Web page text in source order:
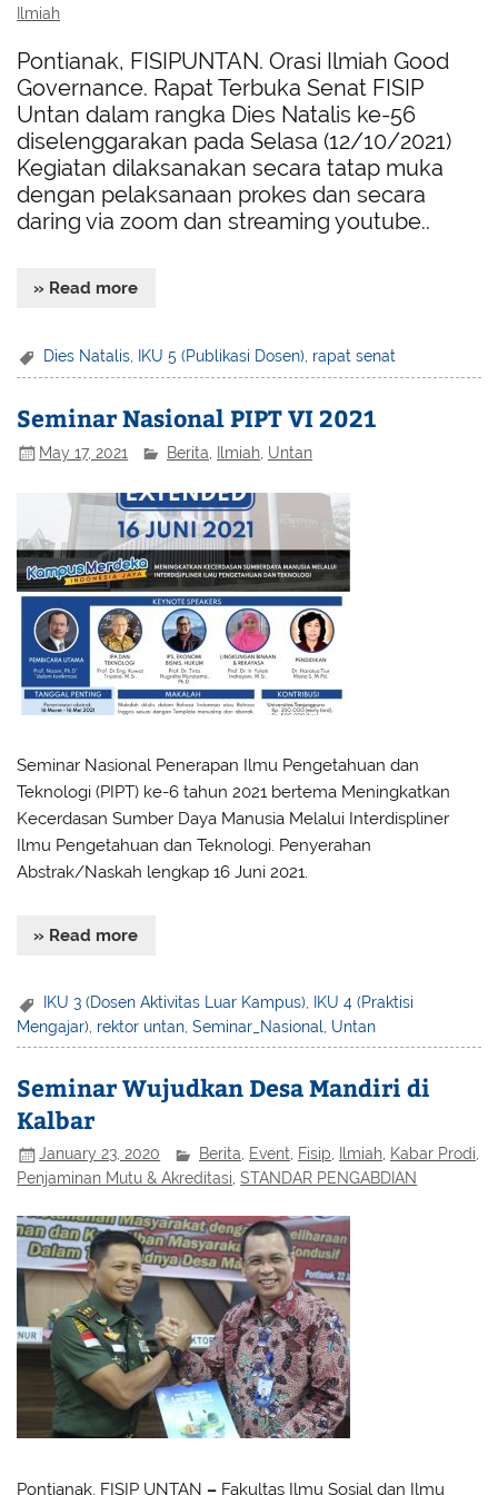
Ilmiah
Pontianak, FISIPUNTAN. Orasi Ilmiah Good
Governance. Rapat Terbuka Senat FISIP
Untan dalam rangka Dies Natalis ke-56
diselenggarakan pada Selasa (12/10/2021)
Kegiatan dilaksanakan secara tatap muka
dengan pelaksanaan prokes dan secara
daring via zoom dan streaming youtube..
» Read more
Dies Natalis IKU 5 (Publikasi Dosen) rapat senat
Seminar Nasional PIPT VI 2021
May 17, 2021 Berita Ilmiah Untan
Seminar Nasional Penerapan Ilmu Pengetahuan dan
Teknologi (PIPT) ke-6 tahun 2021 bertema Meningkatkan
Kecerdasan Sumber Daya Manusia Melalui Interdispliner
Ilmu Pengetahuan dan Teknologi. Penyerahan
Abstrak/Naskah lengkap 16 Juni 2021.
» Read more
IKU 3 (Dosen Aktivitas Luar Kampus),
IKU 4 (Praktisi
Mengajar) rektor untan ,Seminar_Nasional Untan
Seminar Wujudkan Desa Mandiri di
Kalbar
January 23, 2020 Berita, Event, Fisip, Ilmiah, Kabar Prodi,
Penjaminan Mutu & Akreditasi ,STANDAR PENGABDIAN
Pontianak, FISIP UNTAN– Fakultas Ilmu Sosial dan Ilmu